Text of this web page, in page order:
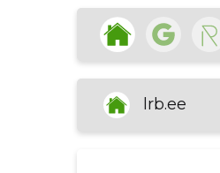
riskianalüüs
ärianalüüs
aastaaruannete
raamatupidamine
lrb.ee